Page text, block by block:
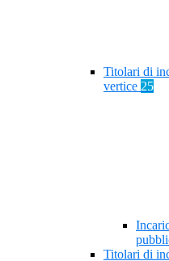
Titolari di
vertice 25
Titolari di